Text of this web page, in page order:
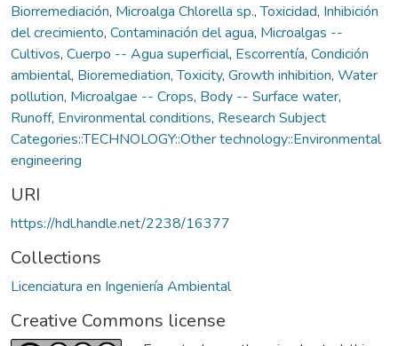
Biorremediación, Microalga Chlorella sp.,Toxicidad, Inhibición
del crecimiento, Contaminación del agua, Microalgas --
Cultivos, Cuerpo -- Agua superficial, Escorrentía, Condición
ambiental, Bioremediation,Toxicity, Growth inhibition, Water
pollution, Microalgae -- Crops, Body -- Surface water,
Runoff, Environmental conditions, Research Subject
Categories::TECHNOLOGY::Other technology::Environmental
engineering
URI
https://hdl.handle.net/2238/16377
Collections
Licenciatura en Ingeniería Ambiental
Creative Commons license